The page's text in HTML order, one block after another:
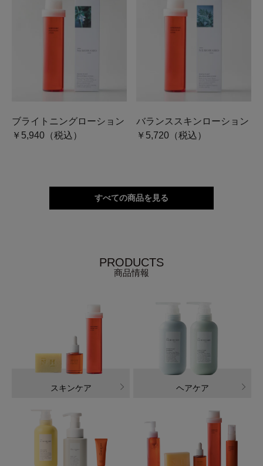
ブライトニングローション
￥5,940（税込）
バランススキンローション
￥5,720（税込）
すべての商品を見る
PRODUCTS
商品情報
スキンケア ヘアケア